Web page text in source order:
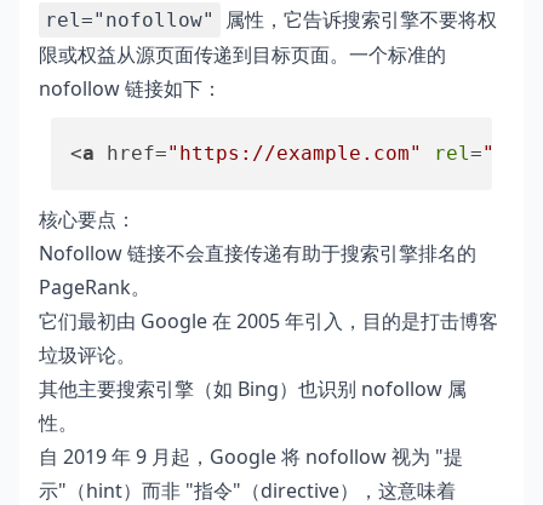
rel="nofollow"
属性，它告诉搜索引擎不要将权
限或权益从源页面传递到目标页面。一个标准的
nofollow 链接如下：
<a href="https://example.com" rel=
核心要点：
Nofollow 链接不会直接传递有助于搜索引擎排名的
PageRank。
它们最初由 Google 在 2005 年引入，目的是打击博客
垃圾评论。
其他主要搜索引擎（如 Bing）也识别 nofollow 属
性。
自 2019 年 9 月起，Google 将 nofollow 视为 "提
示"（hint）而非 "指令"（directive），这意味着